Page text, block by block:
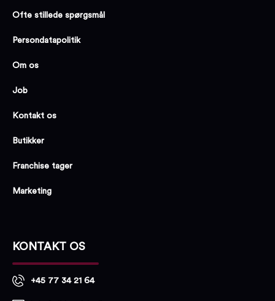
Ofte stillede spørgsmål
Persondatapolitik
Om os
Job
Kontakt os
Butikker
Franchise tager
Marketing
KONTAKT OS
+45 77 34 21 64